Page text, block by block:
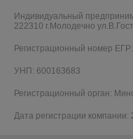
Индивидуальный
222310 г.Молодечно
Регистрационный номер
УНП: 600163683
Регистрационный орган:
Дата регистрации компании: